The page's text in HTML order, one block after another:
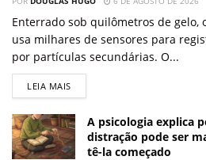
Enterrado sob quilômetros de gelo,
usa milhares de sensores para
por partículas secundárias. O...
LEIA MAIS
A psicologia explica
distração pode ser
tê-la começado